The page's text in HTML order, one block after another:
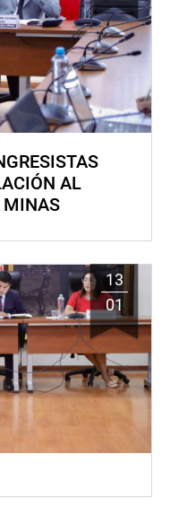
AL
MINAS
13
01